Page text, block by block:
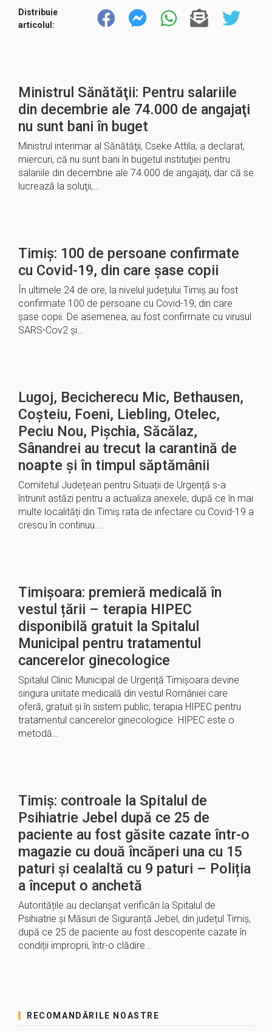
Distribuie
articolul:
Ministrul Sănătăţii: Pentru salariile
din decembrie ale 74.000 de angajaţi
nu sunt bani în buget
Ministrul interimar al Sănătăţii, Cseke Attila, a declarat,
miercuri, că nu sunt bani în bugetul instituţiei pentru
salariile din decembrie ale 74.000 de angajaţi, dar că se
lucrează la soluţii,…
Timiș: 100 de persoane confirmate
cu Covid-19, din care șase copii
În ultimele 24 de ore, la nivelul județului Timiș au fost
confirmate 100 de persoane cu Covid-19, din care
șase copii. De asemenea, au fost confirmate cu virusul
SARS-Cov2 și…
Lugoj, Becicherecu Mic, Bethausen,
Coșteiu, Foeni, Liebling, Otelec,
Peciu Nou, Pișchia, Săcălaz,
Sânandrei au trecut la carantină de
noapte și în timpul săptămânii
Comitetul Județean pentru Situații de Urgență s-a
întrunit astăzi pentru a actualiza anexele, după ce în mai
multe localități din Timiș rata de infectare cu Covid-19 a
crescu în continuu….
Timișoara: premieră medicală în
vestul țării – terapia HIPEC
disponibilă gratuit la Spitalul
Municipal pentru tratamentul
cancerelor ginecologice
Spitalul Clinic Municipal de Urgență Timișoara devine
singura unitate medicală din vestul României care
oferă, gratuit și în sistem public, terapia HIPEC pentru
tratamentul cancerelor ginecologice. HIPEC este o
metodă…
Timiș: controale la Spitalul de
Psihiatrie Jebel după ce 25 de
paciente au fost găsite cazate într-o
magazie cu două încăperi una cu 15
paturi și cealaltă cu 9 paturi – Poliția
a început o anchetă
Autoritățile au declanșat verificări la Spitalul de
Psihiatrie și Măsuri de Siguranță Jebel, din județul Timiș,
după ce 25 de paciente au fost descoperite cazate în
condiții improprii, într-o clădire…
RECOMANDĂRILE NOASTRE